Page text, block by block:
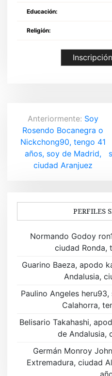
Educación:
Religión:
N
a
v
ó
n
e
Anteriormente: Soy
Rosendo Bocanegra o
Nickchong90, tengo 41
años, soy de Madrid,
ciudad Aranjuez
PERFILES
Normando Godoy
ciudad Ronda,
Guarino Baeza, apodo
Andalusia,
Paulino Angeles
Calahorra,
Belisario Takahashi,
de Andalusia,
Germán Monroy
Extremadura, ciudad